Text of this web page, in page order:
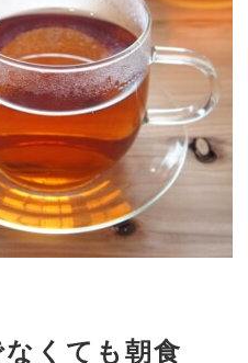
くても朝食